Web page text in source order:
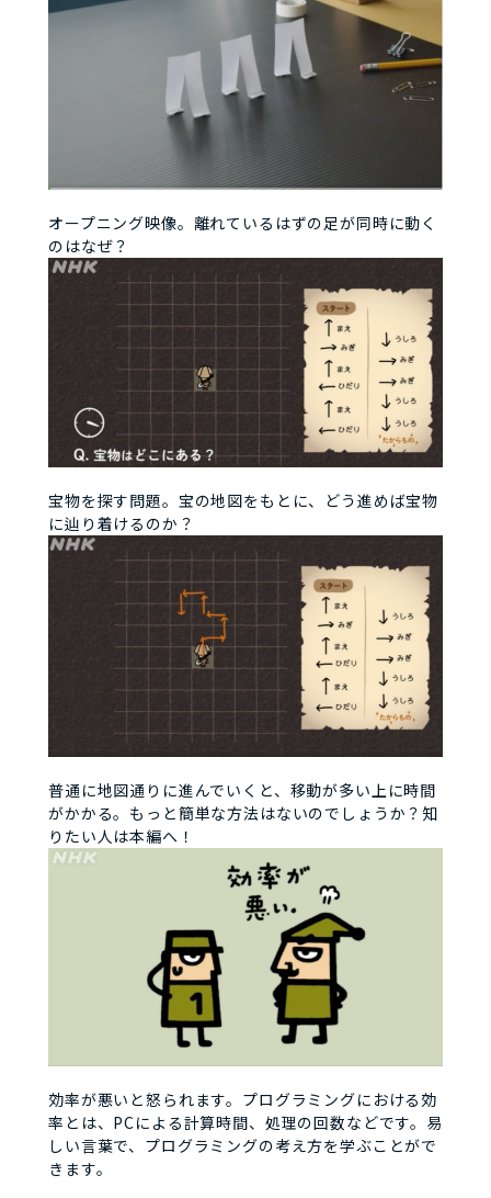
オープニング映像。離れているはずの足が同時に動く
のはなぜ？
宝物を探す問題。宝の地図をもとに、どう進めば宝物
に辿り着けるのか？
普通に地図通りに進んでいくと、移動が多い上に時間
がかかる。もっと簡単な方法はないのでしょうか？知
りたい人は本編へ！
効率が悪いと怒られます。プログラミングにおける効
率とは、PCによる計算時間、処理の回数などです。易
しい言葉で、プログラミングの考え方を学ぶことがで
きます。